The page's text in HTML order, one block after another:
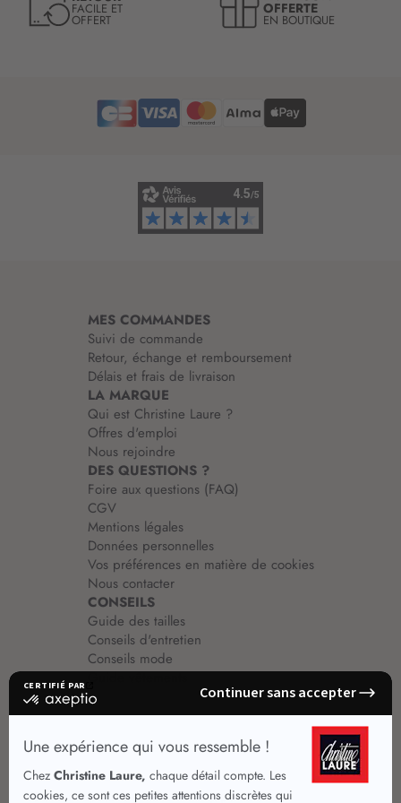
e
FACILE ET
OFFERT
OFFERTE
EN BOUTIQUE
MES COMMANDES
Suivi de commande
Retour, échange et remboursement
Délais et frais de livraison
LA MARQUE
Qui est Christine Laure ?
Offres d'emploi
Nous rejoindre
DES QUESTIONS ?
Foire aux questions (FAQ)
CGV
Mentions légales
Données personnelles
Vos préférences en matière de cookies
Nous contacter
CONSEILS
Guide des tailles
Conseils d'entretien
Conseils mode
Guide vêtements
Vêtements pour femmes Jupes été